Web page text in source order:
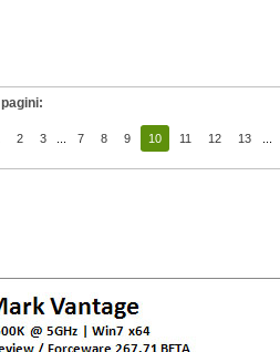
2 3 7 8 9 10 11 12 13